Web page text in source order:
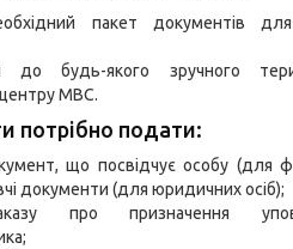
пакет документів
до будь-якого зручного
центру МВС.
потрібно подати:
що посвідчує особу (для
документи (для юридичних осіб);
про призначення